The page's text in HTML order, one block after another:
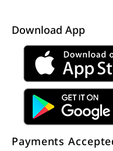
Download App
Payments